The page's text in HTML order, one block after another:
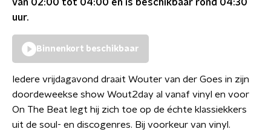
van 02:00 tot 04:00 en is beschikbaar rond 04:30
uur.
Binnenkort beschikbaar
Iedere vrijdagavond draait Wouter van der Goes in zijn
doordeweekse show Wout2day al vanaf vinyl en voor
On The Beat legt hij zich toe op de échte klassiekkers
uit de soul- en discogenres. Bij voorkeur van vinyl.